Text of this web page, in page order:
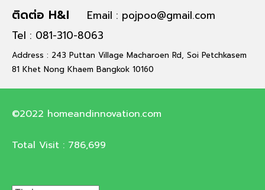
ติดต่อ H&I
Email : pojpoo@gmail.com
Tel : 081-310-8063
Address : 243 Puttan Village Macharoen Rd, Soi Petchkasem
81 Khet Nong Khaem Bangkok 10160
©2022 homeandinnovation.com
Total Visit : 786,699